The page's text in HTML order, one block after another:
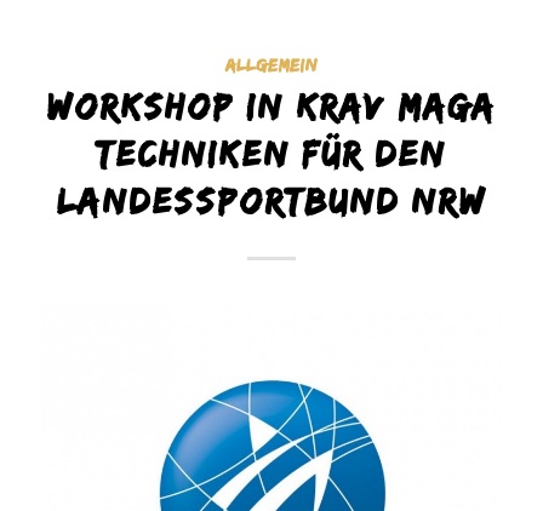
ALLGEMEIN
Workshop in Krav Maga
Techniken für den
Landessportbund NRW